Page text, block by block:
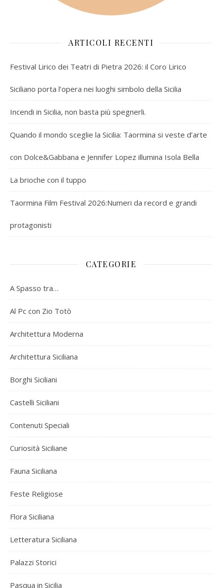
ARTICOLI RECENTI
Festival Lirico dei Teatri di Pietra 2026: il Coro Lirico
Siciliano porta l’opera nei luoghi simbolo della Sicilia
Incendi in Sicilia, non basta più spegnerli.
Quando il mondo sceglie la Sicilia: Taormina si veste d’arte
con Dolce&Gabbana e Jennifer Lopez illumina Isola Bella
La brioche con il tuppo
Taormina Film Festival 2026:Numeri da record e grandi
protagonisti
CATEGORIE
A Spasso tra…
Al Pc con Zio Totò
Architettura Moderna
Architettura Siciliana
Borghi Siciliani
Castelli Siciliani
Contenuti Speciali
Curiosità Siciliane
Fauna Siciliana
Feste Religiose
Flora Siciliana
Letteratura Siciliana
Palazzi Storici
Pasqua in Sicilia